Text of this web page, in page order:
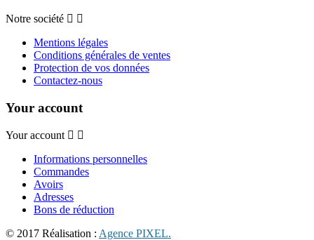
Notre société
Mentions légales
Conditions générales de ventes
Protection de vos données
Contactez-nous
Your account
Your account
Informations personnelles
Commandes
Avoirs
Adresses
Bons de réduction
© 2017 Réalisation : Agence PIXEL.